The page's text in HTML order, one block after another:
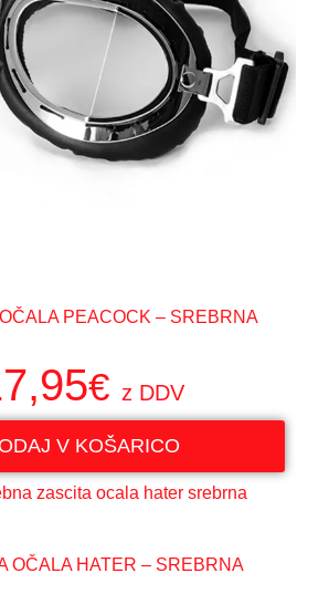
PEACOCK – SREBRNA
€ z DDV
V KOŠARICO
OČALA HATER – SREBRNA